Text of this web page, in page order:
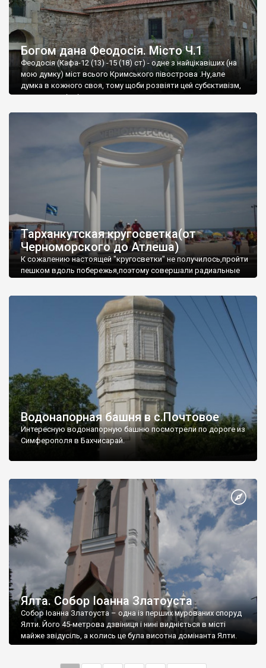
Богом дана Феодосія. Місто Ч.1
Феодосія (Кафа-12 (13) -15 (18) ст) - одне з найцікавіших (на
мою думку) міст всього Кримського півострова .Ну,але
думка в кожного своя, тому щоби розвіяти цей субєктивізм,
запрошую відвідати це
Тарханкутская кругосветка(от
Черноморского до Атлеша)
К сожалению настоящей "кругосветки" не получилось,пройти
пешком вдоль побережья,поэтому совершали радиальные
Водонапорная башня в с.Почтовое
Интересную водонапорную башню посмотрели по дороге из
Симферополя в Бахчисарай.
Ялта. Собор Іоанна Златоуста
Собор Іоанна Златоуста – одна із перших мурованих споруд
Ялти. Його 45-метрова дзвіниця і нині видніється в місті
майже звідусіль, а колись це була висотна домінанта Ялти.